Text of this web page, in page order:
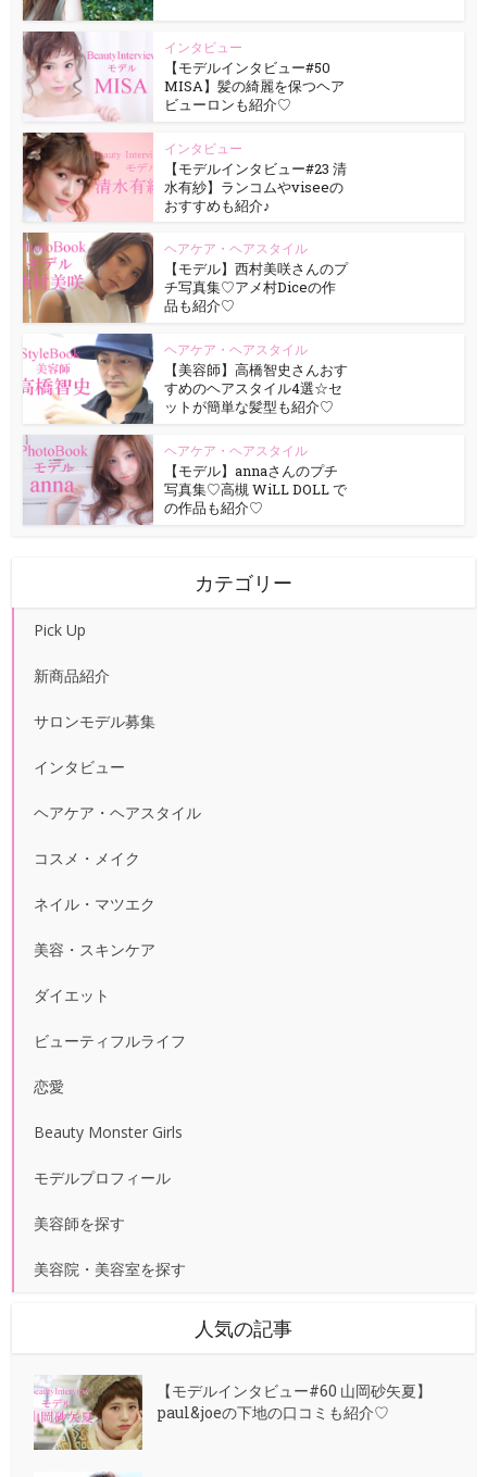
インタビュー
【モデルインタビュー#50
MISA】髪の綺麗を保つヘア
ビューロンも紹介♡
インタビュー
【モデルインタビュー#23 清
水有紗】ランコムやviseeの
おすすめも紹介♪
ヘアケア・ヘアスタイル
【モデル】西村美咲さんのプ
チ写真集♡アメ村Diceの作
品も紹介♡
ヘアケア・ヘアスタイル
【美容師】高橋智史さんおす
すめのヘアスタイル4選☆セ
ットが簡単な髪型も紹介♡
ヘアケア・ヘアスタイル
【モデル】annaさんのプチ
写真集♡高槻 WiLL DOLL で
の作品も紹介♡
カテゴリー
Pick Up
新商品紹介
サロンモデル募集
インタビュー
ヘアケア・ヘアスタイル
コスメ・メイク
ネイル・マツエク
美容・スキンケア
ダイエット
ビューティフルライフ
恋愛
Beauty Monster Girls
モデルプロフィール
美容師を探す
美容院・美容室を探す
人気の記事
【モデルインタビュー#60 山岡砂矢夏】
paul&joeの下地の口コミも紹介♡